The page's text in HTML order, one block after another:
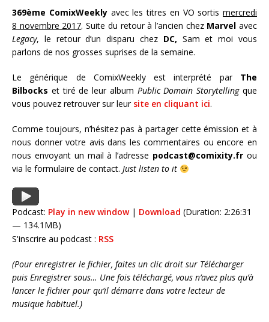
369ème ComixWeeklyavec les titres en VO sortis mercredi
8 novembre 2017. Suite du retour à l’ancien chez Marvel avec
Legacy, le retour d’un disparu chez DC, Sam et moi vous
parlons de nos grosses suprises de la semaine.
Le générique de ComixWeekly est interprété par The
Bilbocks et tiré de leur album Public Domain Storytellingque
vous pouvez retrouver sur leursite en cliquant ici.
Comme toujours, n’hésitez pas à partager cette émission et à
nous donner votre avis dans les commentaires ou encore en
nous envoyant un mail à l’adresse podcast@comixity.fr ou
via le formulaire de contact. Just listen to it
Podcast: Play in new window| Download (Duration: 2:26:31
— 134.1MB)
S'inscrire au podcast : RSS
(Pour enregistrer le fichier, faites un clic droit sur Télécharger
puis Enregistrer sous… Une fois téléchargé, vous n’avez plus qu’à
lancer le fichier pour qu’il démarre dans votre lecteur de
musique habituel.)